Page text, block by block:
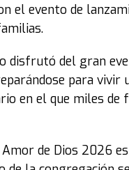
el evento de
disfrutó del gran
para vivir
en el que miles de
de Dios 2026